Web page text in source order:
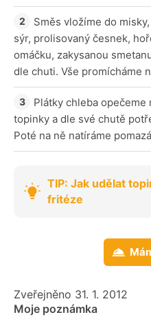
Směs vložíme do
sýr, prolisovaný česnek,
omáčku, zakysanou
dle chuti. Vše promícháme
Plátky chleba opečeme
topinky a dle své chutě
Poté na ně natíráme
TIP: Jak udělat
fritéze
Zveřejněno 31. 1. 2012
Moje poznámka